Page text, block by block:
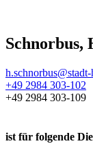
Schnorbus,
+49 2984 303-102
+49 2984 303-109
ist für folgende